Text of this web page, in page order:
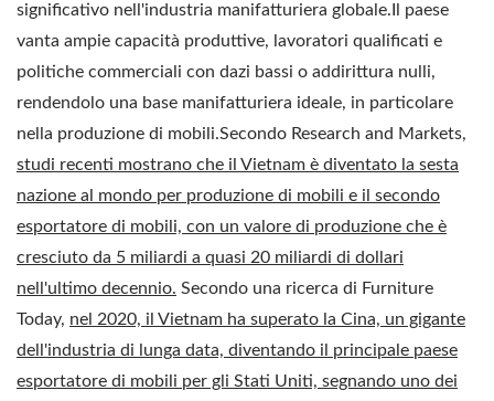
significativo nell'industria manifatturiera globale.Il paese
vanta ampie capacità produttive, lavoratori qualificati e
politiche commerciali con dazi bassi o addirittura nulli,
rendendolo una base manifatturiera ideale, in particolare
nella produzione di mobili.Secondo Research and Markets,
studi recenti mostrano che il Vietnam è diventato la sesta
nazione al mondo per produzione di mobili e il secondo
esportatore di mobili, con un valore di produzione che è
cresciuto da 5 miliardi a quasi 20 miliardi di dollari
nell'ultimo decennio. Secondo una ricerca di Furniture
Today, nel 2020, il Vietnam ha superato la Cina, un gigante
dell'industria di lunga data, diventando il principale paese
esportatore di mobili per gli Stati Uniti, segnando uno dei